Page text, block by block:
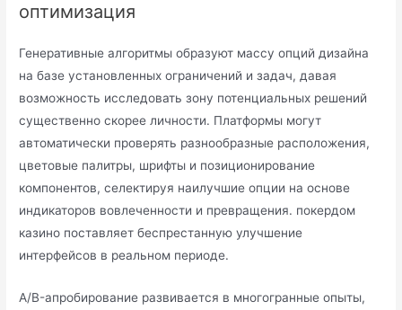
оптимизация
Генеративные алгоритмы образуют массу опций дизайна
на базе установленных ограничений и задач, давая
возможность исследовать зону потенциальных решений
существенно скорее личности. Платформы могут
автоматически проверять разнообразные расположения,
цветовые палитры, шрифты и позиционирование
компонентов, селектируя наилучшие опции на основе
индикаторов вовлеченности и превращения. покердом
казино поставляет беспрестанную улучшение
интерфейсов в реальном периоде.
A/B-апробирование развивается в многогранные опыты,